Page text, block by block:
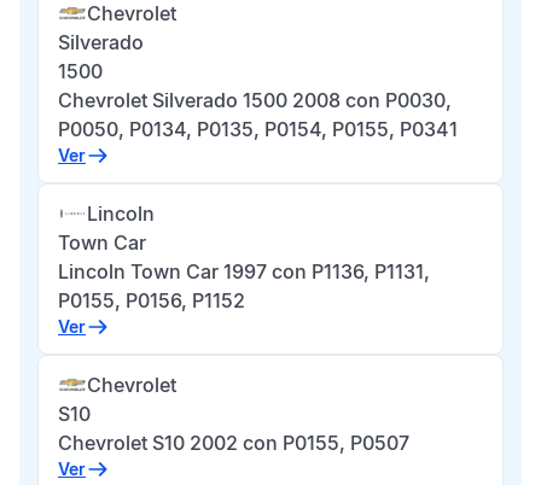
Chevrolet
Silverado
1500
Chevrolet Silverado 1500 2008 con P0030,
P0050, P0134, P0135, P0154, P0155, P0341
Ver
Lincoln
Town Car
Lincoln Town Car 1997 con P1136, P1131,
P0155, P0156, P1152
Ver
Chevrolet
S10
Chevrolet S10 2002 con P0155, P0507
Ver